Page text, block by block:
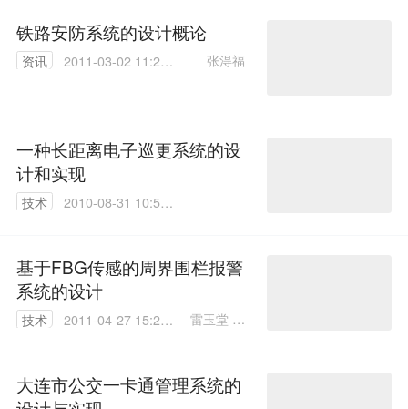
铁路安防系统的设计概论
资讯
2011-03-02 11:21:
张淂福
一种长距离电子巡更系统的设
计和实现
技术
2010-08-31 10:52:
基于FBG传感的周界围栏报警
系统的设计
技术
2011-04-27 15:27:
雷玉堂 杨
大连市公交一卡通管理系统的